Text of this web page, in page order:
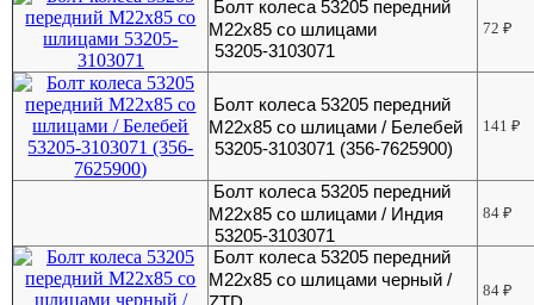
Болт колеса 53205 передний
М22х85 со шлицами
53205-3103071
72₽
Болт колеса 53205 передний
М22х85 со шлицами / Белебей
53205-3103071 (356-7625900)
141₽
Болт колеса 53205 передний
М22х85 со шлицами / Индия
53205-3103071
84₽
Болт колеса 53205 передний
М22х85 со шлицами черный /
84₽